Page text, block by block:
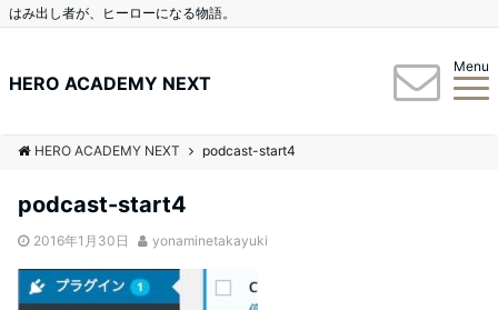
はみ出し者が、ヒーローになる物語。
HERO ACADEMY NEXT
Menu
HERO ACADEMY NEXT podcast-start4
podcast-start4
2016年1月30日 yonaminetakayuki